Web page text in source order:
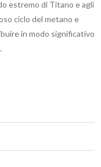
estremo di Titano e agli
ciclo del metano e
in modo significativo